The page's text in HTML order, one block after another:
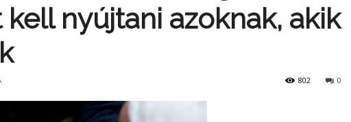
nyújtani azoknak, akik
0
802